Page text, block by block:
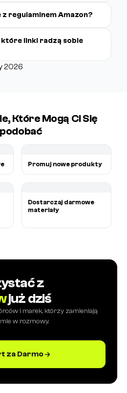
regulaminem Amazon?
które linki radzą sobie
2026
Które Mogą Ci Się
Promuj nowe produkty
Dostarczaj darmowe
materiały
z
już dziś
i marek, którzy zamieniają
w rozmowy.
za Darmo